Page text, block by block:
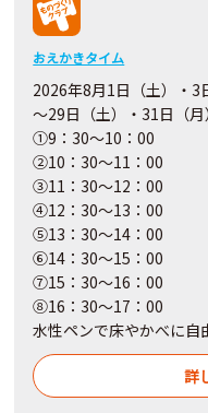
おえかきタイム
2026年8月1日（土）・3
～29日（土）・31日（月
①9：30～10：00
②10：30～11：00
③11：30～12：00
④12：30～13：00
⑤13：30～14：00
⑥14：30～15：00
⑦15：30～16：00
⑧16：30～17：00
水性ペンで床やかべに自
詳